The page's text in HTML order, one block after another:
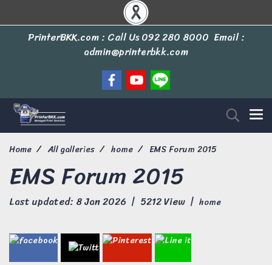
PrinterBKK.com : Call Us092 280 8000 Email :
admin@printerbkk.com
Home All galleries home EMS Forum 2015
EMS Forum 2015
Last updated: 8 Jan 2026 | 5212 View | home